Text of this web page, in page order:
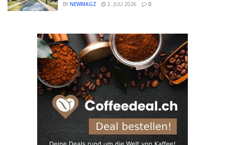
BY NEWMAGZ 2. JULI 2026 0